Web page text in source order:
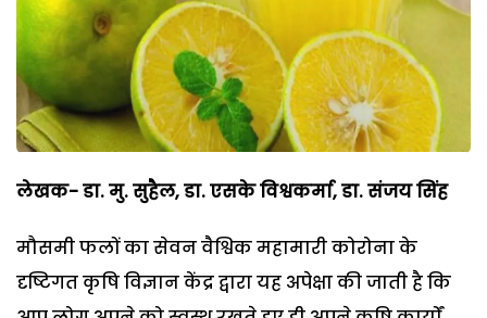
लेखक- डा. मु. सुहैल, डा. एसके विश्वकर्मा, डा. संजय सिंह
मौसमी फलों का सेवन वैश्विक महामारी कोरोना के
दृष्टिगत कृषि विज्ञान केंद्र द्वारा यह अपेक्षा की जाती है कि